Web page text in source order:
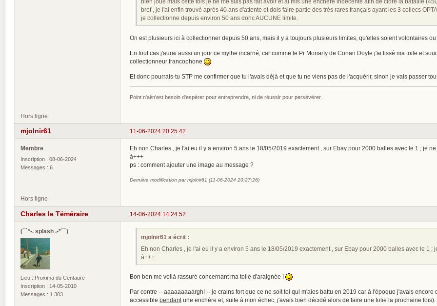
bien joué mais cette fois je ne me suis pas fait avoir et ai mis une enchère indécente afin de clore la bataille
bref , je l'ai enfin trouvé après 40 ans d'attente et dois faire partie des très rares français ayant les 3 collecs
je collectionne depuis environ 50 ans donc AUCUNE limite.
On est plusieurs ici à collectionner depuis 50 ans, mais il y a toujours plusieurs limites, qu'elles soient volontaires ou
En tout cas j'aurai aussi un jour ce mythe incarné, car comme le Pr Moriarty de Conan Doyle j'ai tissé ma toile et
collectionneur francophone
Et donc pourrais-tu STP me confirmer que tu l'avais déjà et que tu ne viens pas de l'acquérir, sinon je vais passer
Point n'ai/n'est besoin d'espérer pour entreprendre, ni de réussir pour persévérer.
Hors ligne
11-06-2024 20:25:42
mjolnir61
Membre
Inscription : 08-06-2024
Messages : 6
Eh non Charles , je l'ai eu il y a environ 5 ans le 18/05/2019 exactement , sur Ebay pour 2000 balles avec le 1 ; je
à+++
ps : comment ajouter une image au message ?
Dernière modification par mjolnir61 (11-06-2024 20:27:26)
Hors ligne
14-06-2024 14:24:52
Charles le Téméraire
(¯`*•. splash .•*´¯)
Lieu : Proxima du Centaure
Inscription : 14-05-2010
Messages : 1 383
mjolnir61 a écrit :
Eh non Charles , je l'ai eu il y a environ 5 ans le 18/05/2019 exactement , sur Ebay pour 2000 balles avec le 1
à+++
Bon ben me voilà rassuré concernant ma toile d'araignée !
Par contre -- aaaaaaaaargh! -- je crains fort que ce ne soit toi qui m'aies battu en 2019 car à l'époque j'avais
accessible pendant une enchère et, suite à mon échec, j'avais bien décidé alors de faire une folie la prochaine fois).